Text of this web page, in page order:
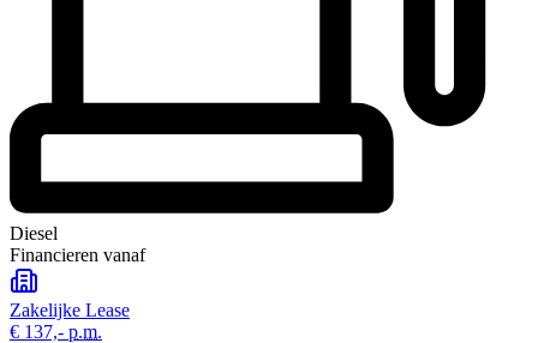
Diesel
Financieren vanaf
Zakelijke Lease
€ 137,- p.m.